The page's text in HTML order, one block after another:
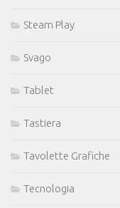
Steam Play
Svago
Tablet
Tastiera
Tavolette Grafiche
Tecnologia